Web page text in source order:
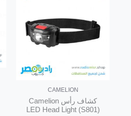
CAMELION
كشاف رأس Camelion
LED Head Light (S801)